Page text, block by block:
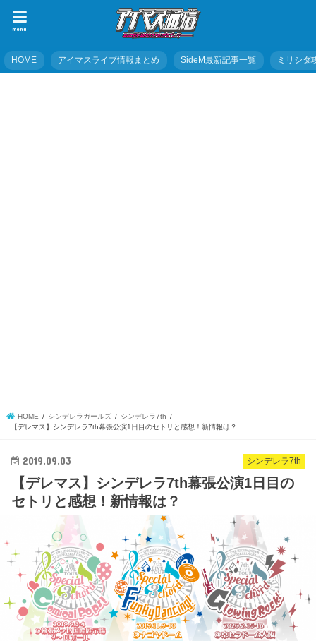
menu
HOME アイマスライブ情報まとめ SideM最新記事一覧 ミリシタ
HOME シンデレラガールズ
シンデレラ7th
【デレマス】シンデレラ7th幕張公演1日目のセトリと感想！新情報は？
シンデレラ7th
2019.09.03
【デレマス】シンデレラ7th幕張公演1日目の
セトリと感想！新情報は？